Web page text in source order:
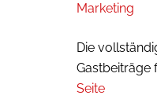
Marketing
Die
Gastbeiträge
Seite